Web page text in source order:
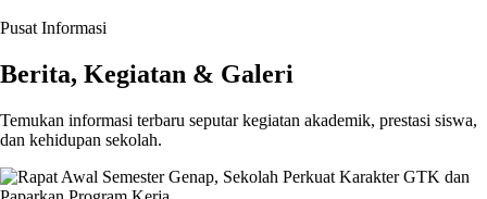
Pusat Informasi
Berita, Kegiatan & Galeri
Temukan informasi terbaru seputar kegiatan akademik, prestasi siswa,
dan kehidupan sekolah.